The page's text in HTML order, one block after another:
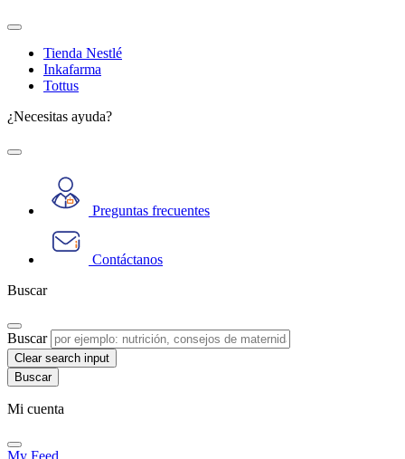
Tienda Nestlé
Inkafarma
Tottus
¿Necesitas ayuda?
Preguntas frecuentes
Contáctanos
Buscar
Buscar
Clear search input
Mi cuenta
My Feed